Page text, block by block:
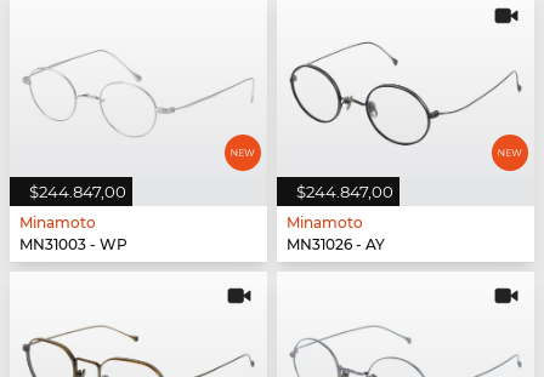
$244.847,00
Minamoto
MN31003 - WP
$244.847,00
Minamoto
MN31026 - AY